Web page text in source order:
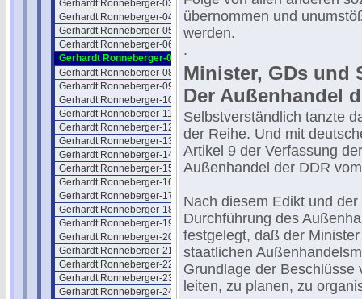
Gerhardt Ronneberger-03
Gerhardt Ronneberger-04
Gerhardt Ronneberger-05
Gerhardt Ronneberger-06
Gerhardt Ronneberger-07
Gerhardt Ronneberger-08
Gerhardt Ronneberger-09
Gerhardt Ronneberger-10
Gerhardt Ronneberger-11
Gerhardt Ronneberger-12
Gerhardt Ronneberger-13
Gerhardt Ronneberger-14
Gerhardt Ronneberger-15
Gerhardt Ronneberger-16
Gerhardt Ronneberger-17
Gerhardt Ronneberger-18
Gerhardt Ronneberger-19
Gerhardt Ronneberger-20
Gerhardt Ronneberger-21
Gerhardt Ronneberger-22
Gerhardt Ronneberger-23
Gerhardt Ronneberger-24
übernommen und
werden.
.
Minister, GDs und
Der Außenhandel
Selbstverständlich tanzte
der Reihe. Und mit
Artikel 9 der Verfassung
Außenhandel der DDR
Nach diesem Edikt und
Durchführung des
festgelegt, daß der
staatlichen
Grundlage der Beschlüsse
leiten, zu planen, zu